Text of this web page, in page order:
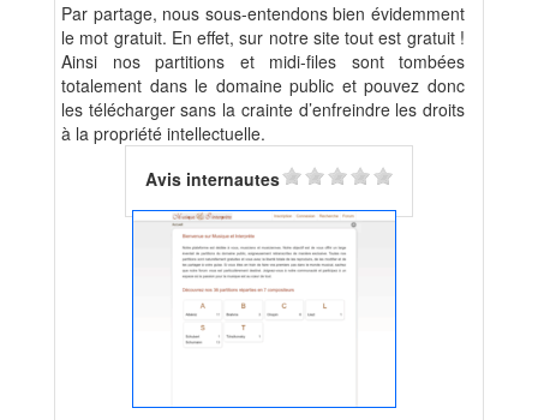
Par partage, nous sous-entendons bien évidemment
le mot gratuit. En effet, sur notre site tout est gratuit !
Ainsi nos partitions et midi-files sont tombées
totalement dans le domaine public et pouvez donc
les télécharger sans la crainte d’enfreindre les droits
à la propriété intellectuelle.
Avis internautes